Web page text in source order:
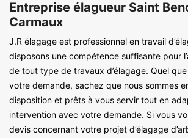
Entreprise élagueur Saint
Carmaux
J.R élagage est professionnel en travail
disposons une compétence suffisante pour
de tout type de travaux d’élagage. Quel
votre demande, sachez que nous sommes
disposition et prêts à vous servir tout en
intervention avec votre demande. Si vous
devis concernant votre projet d’élagage